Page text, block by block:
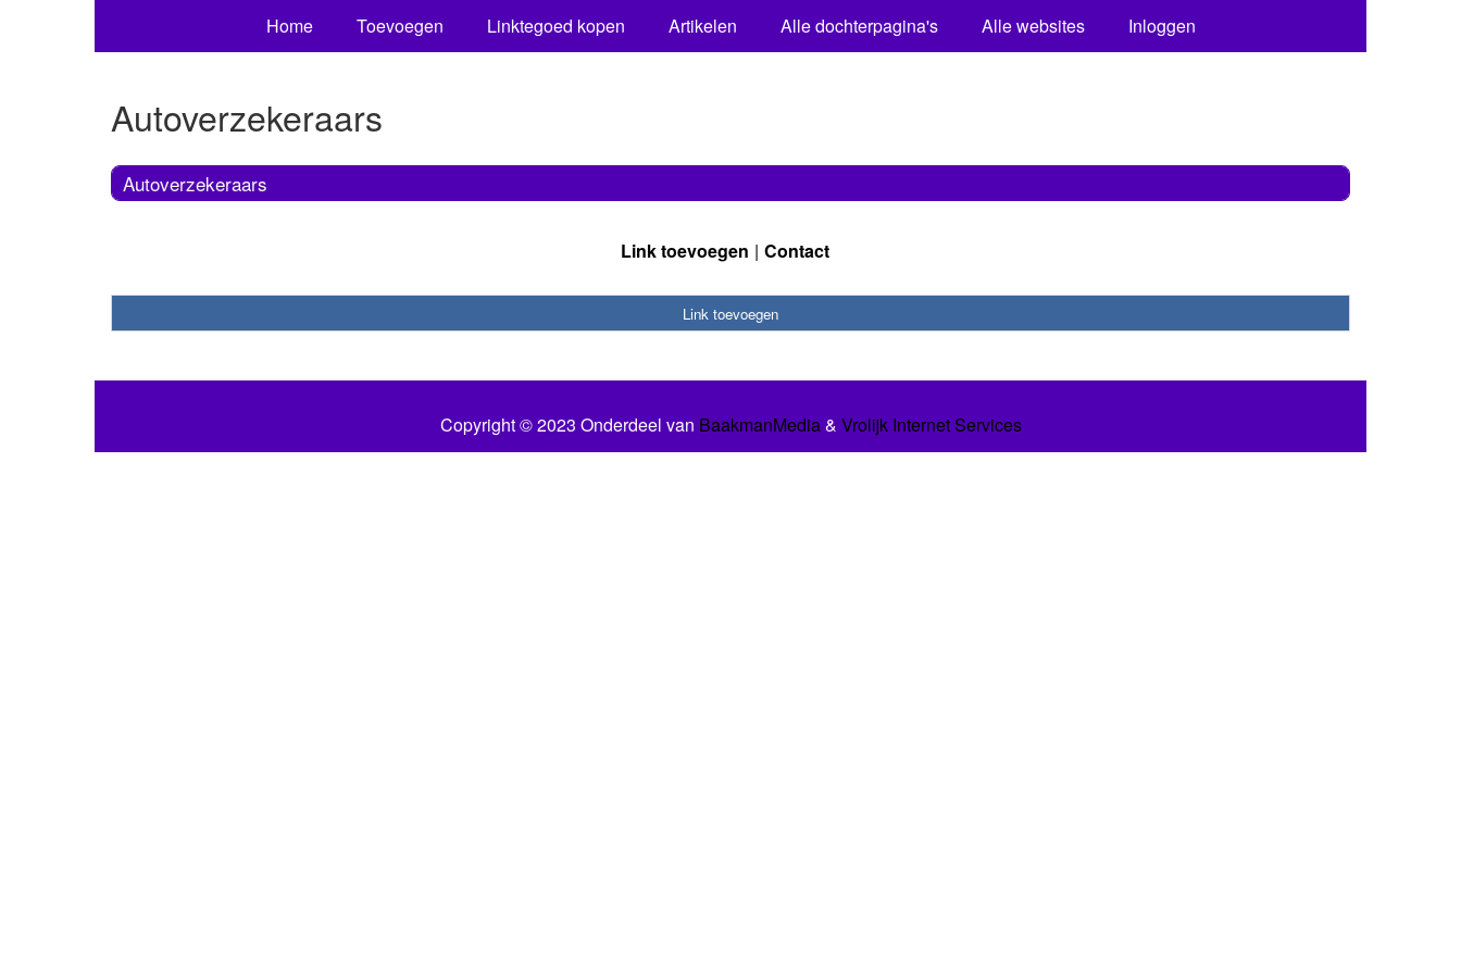
Home Toevoegen Linktegoed kopen Artikelen Alle dochterpagina's Alle websites Inloggen
Autoverzekeraars
Autoverzekeraars
Link toevoegen Contact
Link toevoegen
Copyright © 2023 Onderdeel van BaakmanMedia& Vrolijk Internet Services